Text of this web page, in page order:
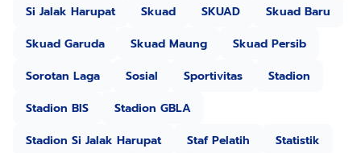
Si Jalak Harupat
Skuad SKUAD
Skuad Baru
Skuad Garuda
Skuad Maung
Skuad Persib
Sorotan Laga
Sosial Sportivitas
Stadion
Stadion BIS
Stadion GBLA
Stadion Si Jalak Harupat
Staf Pelatih
Statistik